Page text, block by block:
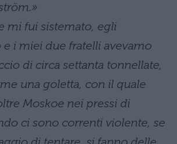
fui sistemato, egli
e i miei due fratelli avevamo
di circa settanta tonnellate,
una goletta, con il quale
Moskoe nei pressi di
ci sono correnti violente, se